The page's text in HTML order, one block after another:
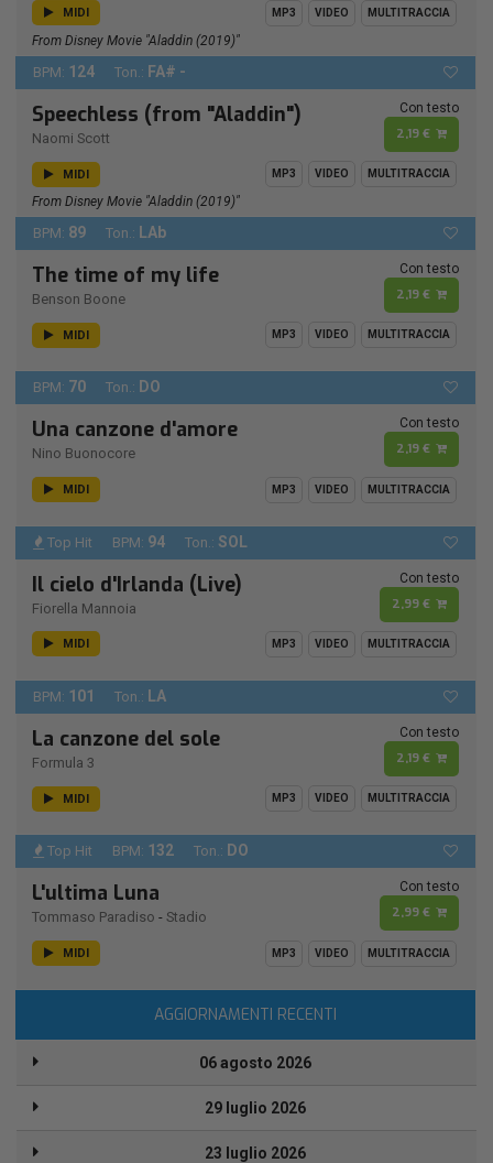
MIDI MP3 VIDEO MULTITRACCIA
From Disney Movie "Aladdin (2019)"
BPM: 124 Ton.: FA# -
Speechless (from "Aladdin")
Naomi Scott
Con testo
2,19 €
MIDI MP3 VIDEO MULTITRACCIA
From Disney Movie "Aladdin (2019)"
BPM: 89 Ton.: LAb
The time of my life
Benson Boone
Con testo
2,19 €
MIDI MP3 VIDEO MULTITRACCIA
BPM: 70 Ton.: DO
Una canzone d'amore
Nino Buonocore
Con testo
2,19 €
MIDI MP3 VIDEO MULTITRACCIA
Top Hit BPM: 94 Ton.: SOL
Il cielo d'Irlanda (Live)
Fiorella Mannoia
Con testo
2,99 €
MIDI MP3 VIDEO MULTITRACCIA
BPM: 101 Ton.: LA
La canzone del sole
Formula 3
Con testo
2,19 €
MIDI MP3 VIDEO MULTITRACCIA
Top Hit BPM: 132 Ton.: DO
L'ultima Luna
Tommaso Paradiso - Stadio
Con testo
2,99 €
MIDI MP3 VIDEO MULTITRACCIA
AGGIORNAMENTI RECENTI
06 agosto 2026
29 luglio 2026
23 luglio 2026